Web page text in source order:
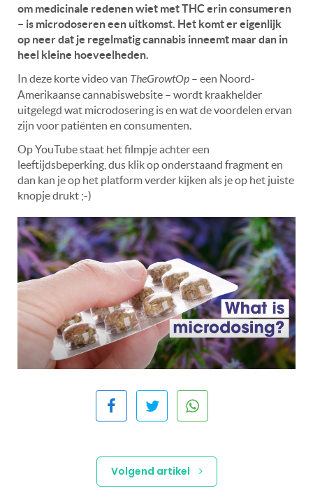
om medicinale redenen wiet met THC erin consumeren
– is microdoseren een uitkomst. Het komt er eigenlijk
op neer dat je regelmatig cannabis inneemt maar dan in
heel kleine hoeveelheden.
In deze korte video van TheGrowtOp – een Noord-
Amerikaanse cannabiswebsite – wordt kraakhelder
uitgelegd wat microdosering is en wat de voordelen ervan
zijn voor patiënten en consumenten.
Op YouTube staat het filmpje achter een
leeftijdsbeperking, dus klik op onderstaand fragment en
dan kan je op het platform verder kijken als je op het juiste
knopje drukt ;-)
Volgend artikel